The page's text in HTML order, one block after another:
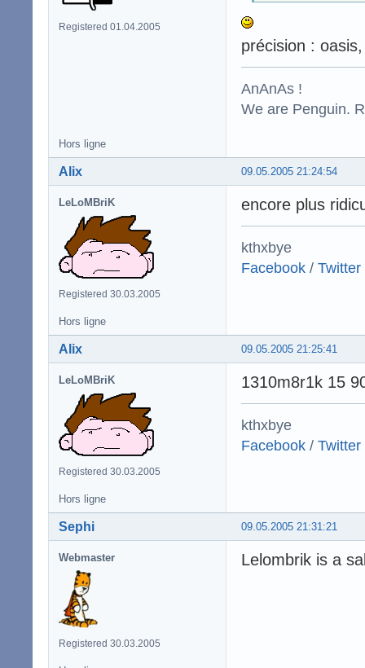
Registered 01.04.2005
précision :
AnAnAs !
We are Penguin.
Hors ligne
09.05.2005 21:24:54
Alix
LeLoMBriK
Registered 30.03.2005
encore plus
kthxbye
Facebook / Twitter
Hors ligne
09.05.2005 21:25:41
Alix
LeLoMBriK
Registered 30.03.2005
1310m8r1k 15
kthxbye
Facebook / Twitter
Hors ligne
09.05.2005 21:31:21
Sephi
Webmaster
Registered 30.03.2005
Lelombrik is a